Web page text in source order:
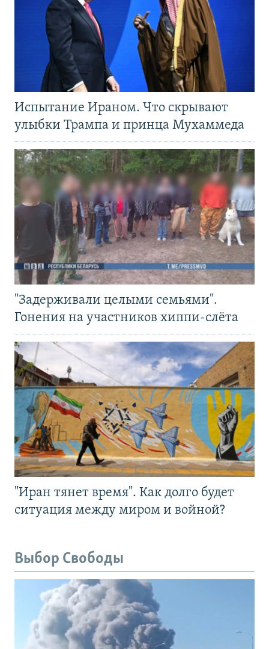
Испытание Ираном. Что скрывают
улыбки Трампа и принца Мухаммеда
"Задерживали целыми семьями".
Гонения на участников хиппи-слёта
"Иран тянет время". Как долго будет
ситуация между миром и войной?
Выбор Свободы